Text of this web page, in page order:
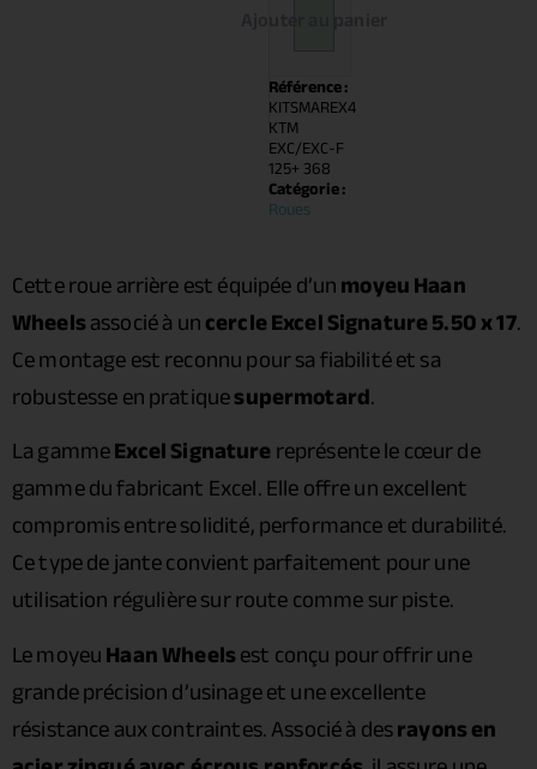
Référence :
KITSMAREX4
KTM
EXC/EXC-F
125+ 368
Catégorie :
Roues
Cette roue arrière est équipée d’unmoyeu Haan
Wheelsassocié à uncercle Excel Signature 5.50 x 17.
Ce montage est reconnu pour sa fiabilité et sa
robustesse en pratiquesupermotard.
La gammeExcel Signaturereprésente le cœur de
gamme du fabricant Excel. Elle offre un excellent
compromis entre solidité, performance et durabilité.
Ce type de jante convient parfaitement pour une
utilisation régulière sur route comme sur piste.
Le moyeuHaan Wheelsest conçu pour offrir une
grande précision d’usinage et une excellente
résistance aux contraintes. Associé à desrayons en